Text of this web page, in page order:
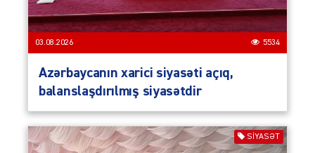
03.08.2026 5534
Azərbaycanın xarici siyasəti açıq,
balanslaşdırılmış siyasətdir
SIYASƏT